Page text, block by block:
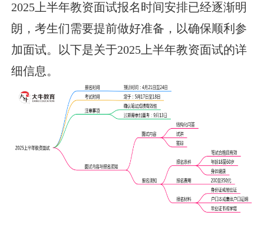
2025上半年教资面试报名时间安排已经逐渐明
朗，考生们需要提前做好准备，以确保顺利参
加面试。以下是关于2025上半年教资面试的详
细信息。